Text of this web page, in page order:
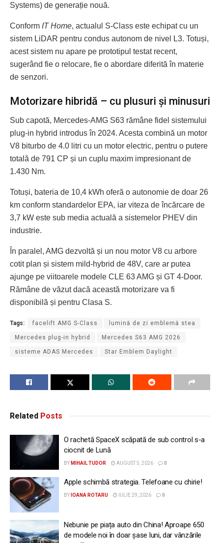
Systems) de generație nouă.
Conform IT Home, actualul S-Class este echipat cu un
sistem LiDAR pentru condus autonom de nivel L3. Totuși,
acest sistem nu apare pe prototipul testat recent,
sugerând fie o relocare, fie o abordare diferită în materie
de senzori.
Motorizare hibridă – cu plusuri și minusuri
Sub capotă, Mercedes-AMG S63 rămâne fidel sistemului
plug-in hybrid introdus în 2024. Acesta combină un motor
V8 biturbo de 4.0 litri cu un motor electric, pentru o putere
totală de 791 CP și un cuplu maxim impresionant de
1.430 Nm.
Totuși, bateria de 10,4 kWh oferă o autonomie de doar 26
km conform standardelor EPA, iar viteza de încărcare de
3,7 kW este sub media actuală a sistemelor PHEV din
industrie.
În paralel, AMG dezvoltă și un nou motor V8 cu arbore
cotit plan și sistem mild-hybrid de 48V, care ar putea
ajunge pe viitoarele modele CLE 63 AMG și GT 4-Door.
Rămâne de văzut dacă această motorizare va fi
disponibilă și pentru Clasa S.
Tags: facelift AMG S-Class lumină de zi emblemă stea
Mercedes plug-in hybrid Mercedes S63 AMG 2026
sisteme ADAS Mercedes Star Emblem Daylight
Related Posts
O rachetă SpaceX scăpată de sub control s-a
ciocnit de Lună
BY MIHAIL TUDOR AUGUST 5, 2026 0
Apple schimbă strategia. Telefoane cu chirie!
BY IOANA ROTARU IULIE 29, 2026 0
Nebunie pe piața auto din China! Aproape 650
de modele noi în doar șase luni, dar vânzările